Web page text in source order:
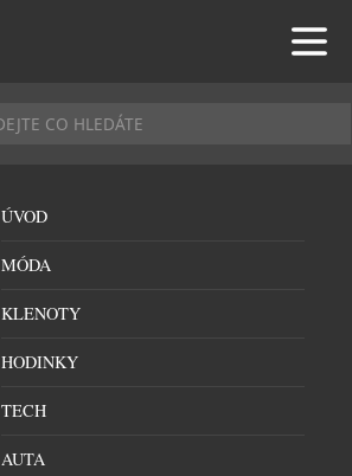
ÚVOD
MÓDA
KLENOTY
HODINKY
TECH
AUTA